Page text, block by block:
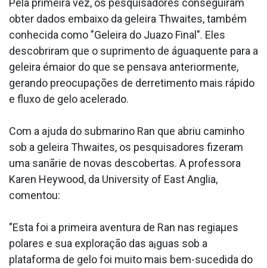
obter dados embaixo da geleira Thwaites, também
conhecida como "Geleira do Jua­zo Final". Eles
descobriram que o suprimento de águaquente para a
geleira émaior do que se pensava anteriormente,
gerando preocupações de derretimento mais rápido
e fluxo de gelo acelerado.
Com a ajuda do submarino Ran que abriu caminho
sob a geleira Thwaites, os pesquisadores fizeram
uma sanãrie de novas descobertas. A professora
Karen Heywood, da University of East Anglia,
comentou:
"Esta foi a primeira aventura de Ran nas regiaµes
polares e sua exploração das a¡guas sob a
plataforma de gelo foi muito mais bem-sucedida do